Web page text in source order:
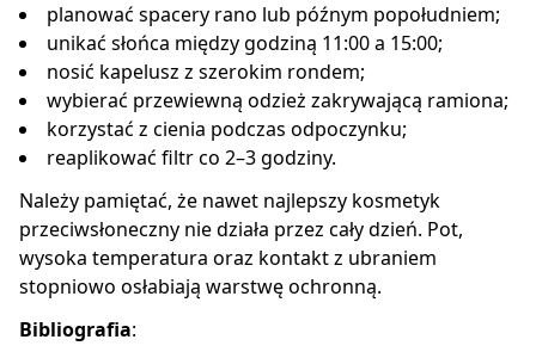
planować spacery rano lub późnym popołudniem;
unikać słońca między godziną 11:00 a 15:00;
nosić kapelusz z szerokim rondem;
wybierać przewiewną odzież zakrywającą ramiona;
korzystać z cienia podczas odpoczynku;
reaplikować filtr co 2–3 godziny.
Należy pamiętać, że nawet najlepszy kosmetyk
przeciwsłoneczny nie działa przez cały dzień. Pot,
wysoka temperatura oraz kontakt z ubraniem
stopniowo osłabiają warstwę ochronną.
Bibliografia: